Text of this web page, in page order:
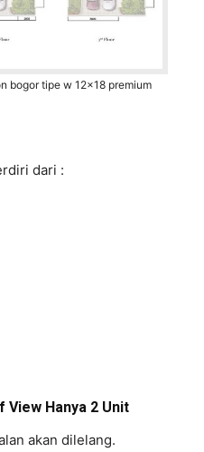
bogor tipe w 12x18 premium
dari :
View Hanya 2 Unit
akan dilelang.